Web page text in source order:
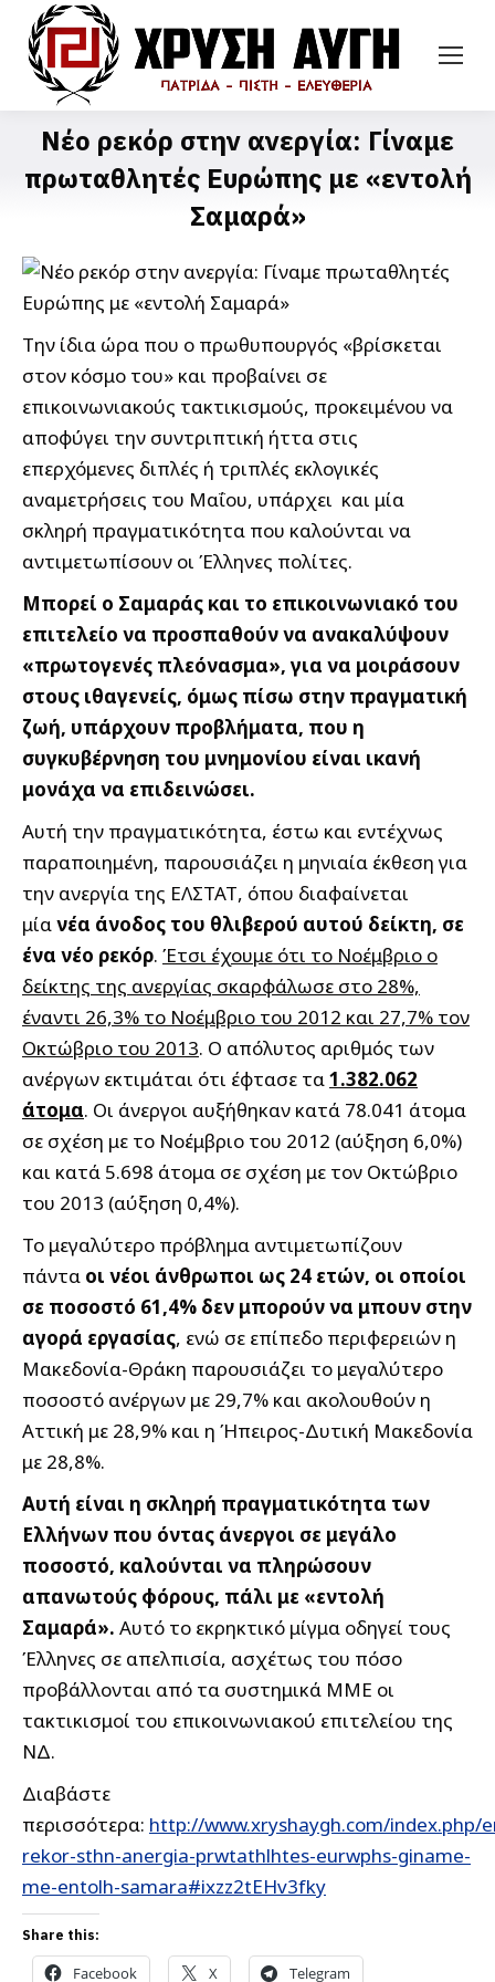
Νέο ρεκόρ στην ανεργία: Γίναμε
πρωταθλητές Ευρώπης με «εντολή
Σαμαρά»
Την ίδια ώρα που ο πρωθυπουργός «βρίσκεται
στον κόσμο του» και προβαίνει σε
επικοινωνιακούς τακτικισμούς, προκειμένου να
αποφύγει την συντριπτική ήττα στις
επερχόμενες διπλές ή τριπλές εκλογικές
αναμετρήσεις του Μαΐου, υπάρχει και μία
σκληρή πραγματικότητα που καλούνται να
αντιμετωπίσουν οι Έλληνες πολίτες.
Μπορεί ο Σαμαράς και το επικοινωνιακό του
επιτελείο να προσπαθούν να ανακαλύψουν
«πρωτογενές πλεόνασμα», για να μοιράσουν
στους ιθαγενείς, όμως πίσω στην πραγματική
ζωή, υπάρχουν προβλήματα, που η
συγκυβέρνηση του μνημονίου είναι ικανή
μονάχα να επιδεινώσει.
Αυτή την πραγματικότητα, έστω και εντέχνως
παραποιημένη, παρουσιάζει η μηνιαία έκθεση για
την ανεργία της ΕΛΣΤΑΤ, όπου διαφαίνεται
μίανέα άνοδος του θλιβερού αυτού δείκτη, σε
ένα νέο ρεκόρ. Έτσι έχουμε ότι το Νοέμβριο ο
δείκτης της ανεργίας σκαρφάλωσε στο 28%,
έναντι 26,3% το Νοέμβριο του 2012 και 27,7% τον
Οκτώβριο του 2013. Ο απόλυτος αριθμός των
ανέργων εκτιμάται ότι έφτασε τα1.382.062
άτομα. Οι άνεργοι αυξήθηκαν κατά 78.041 άτομα
σε σχέση με το Νοέμβριο του 2012 (αύξηση 6,0%)
και κατά 5.698 άτομα σε σχέση με τον Οκτώβριο
του 2013 (αύξηση 0,4%).
Το μεγαλύτερο πρόβλημα αντιμετωπίζουν
πάντα οι νέοι άνθρωποι ως 24 ετών, οι οποίοι
σε ποσοστό 61,4% δεν μπορούν να μπουν στην
αγορά εργασίας, ενώ σε επίπεδο περιφερειών η
Μακεδονία-Θράκη παρουσιάζει το μεγαλύτερο
ποσοστό ανέργων με 29,7% και ακολουθούν η
Αττική με 28,9% και η Ήπειρος-Δυτική Μακεδονία
με 28,8%.
Αυτή είναι η σκληρή πραγματικότητα των
Ελλήνων που όντας άνεργοι σε μεγάλο
ποσοστό, καλούνται να πληρώσουν
απανωτούς φόρους, πάλι με «εντολή
Σαμαρά». Αυτό το εκρηκτικό μίγμα οδηγεί τους
Έλληνες σε απελπισία, ασχέτως του πόσο
προβάλλονται από τα συστημικά ΜΜΕ οι
τακτικισμοί του επικοινωνιακού επιτελείου της
ΝΔ.
Διαβάστε
περισσότερα: http://www.xryshaygh.com/index.php/
rekor-sthn-anergia-prwtathlhtes-eurwphs-giname-
me-entolh-samara#ixzz2tEHv3fky
Share this:
Facebook X Telegram